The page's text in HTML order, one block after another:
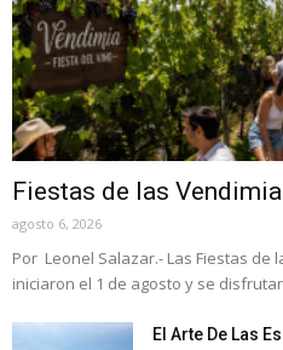
Fiestas de las
agosto 6, 2026
Por Leonel Salazar.- Las Fiestas de
iniciaron el 1 de agosto y se
El Arte De Las